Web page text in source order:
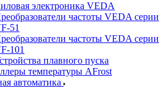
электроника VEDA
частоты VEDA серии
51
частоты VEDA серии
101
плавного пуска
температуры AFrost
автоматика